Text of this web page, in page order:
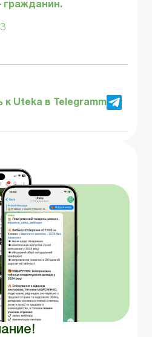
гражданин.
к Uteka в Telegramm